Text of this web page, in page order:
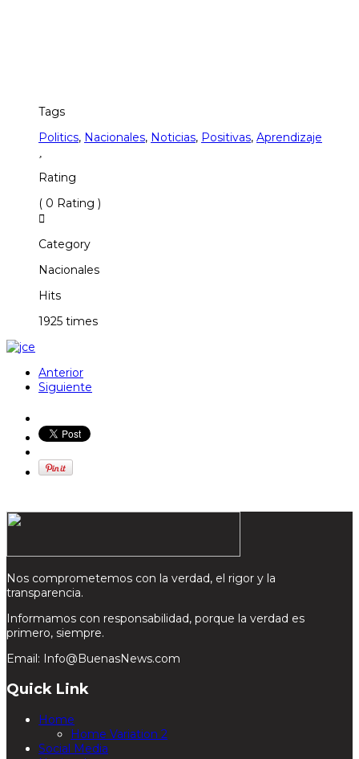
Tags
Politics, Nacionales, Noticias, Positivas, Aprendizaje
Rating
( 0 Rating )
Category
Nacionales
Hits
1925 times
Anterior
Siguiente
Nos comprometemos con la verdad, el rigor y la
transparencia.
Informamos con responsabilidad, porque la verdad es
primero, siempre.
Email: Info@BuenasNews.com
Quick Link
Home
Home Variation 2
Social Media